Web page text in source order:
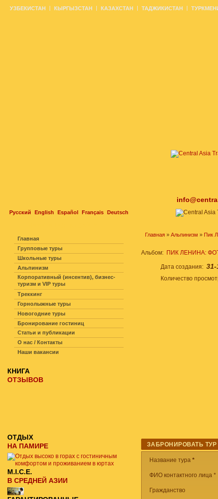
Русский English Español Français Deutsch
УЗБЕКИСТАН КЫРГЫЗСТАН КАЗАХСТАН ТАДЖИКИСТАН
Главная » Альпинизм » Пик
Альбом: ПИК ЛЕНИНА:
Дата создания: 31-
Количество
ЗАБРОНИРОВАТЬ ТУР
Название тура *
ФИО контактного лица *
Гражданство
Главная
Групповые туры
Школьные туры
Альпинизм
Корпоративный (инсентив), бизнес-
туризм и VIP туры
Треккинг
Горнолыжные туры
Новогодние туры
Бронирование гостиниц
Статьи и публикации
О нас / Контакты
Наши вакансии
КНИГА
ОТЗЫВОВ
ОТДЫХ
НА ПАМИРЕ
M.I.C.E.
В СРЕДНЕЙ АЗИИ